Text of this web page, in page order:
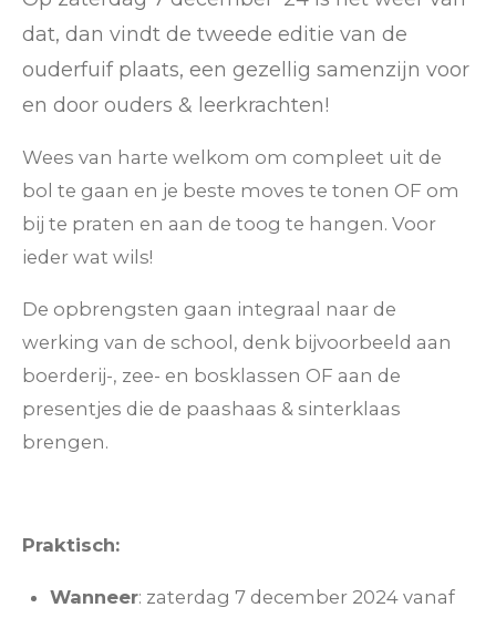
dat, dan vindt de tweede editie van de
ouderfuif plaats, een gezellig samenzijn voor
en door ouders & leerkrachten!
Wees van harte welkom om compleet uit de
bol te gaan en je beste moves te tonen OF om
bij te praten en aan de toog te hangen. Voor
ieder wat wils!
De opbrengsten gaan integraal naar de
werking van de school, denk bijvoorbeeld aan
boerderij-, zee- en bosklassen OF aan de
presentjes die de paashaas & sinterklaas
brengen.
Praktisch:
Wanneer: zaterdag 7 december 2024 vanaf